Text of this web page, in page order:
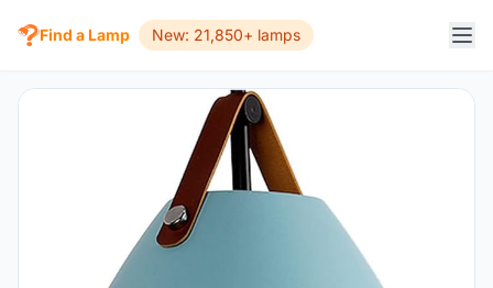
Find a Lamp New: 21,850+ lamps